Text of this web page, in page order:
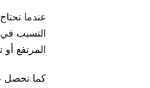
عندما
التسبب
المرتفع
كما تحصل